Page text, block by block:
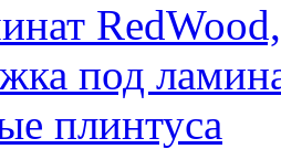
под
плинтуса